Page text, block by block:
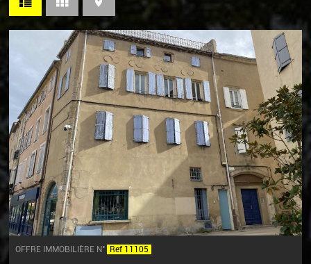
OFFRE IMMOBILIÈRE N° Ref 11105